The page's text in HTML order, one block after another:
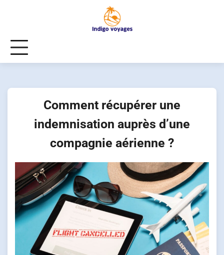
Comment récupérer une
indemnisation auprès d’une
compagnie aérienne ?